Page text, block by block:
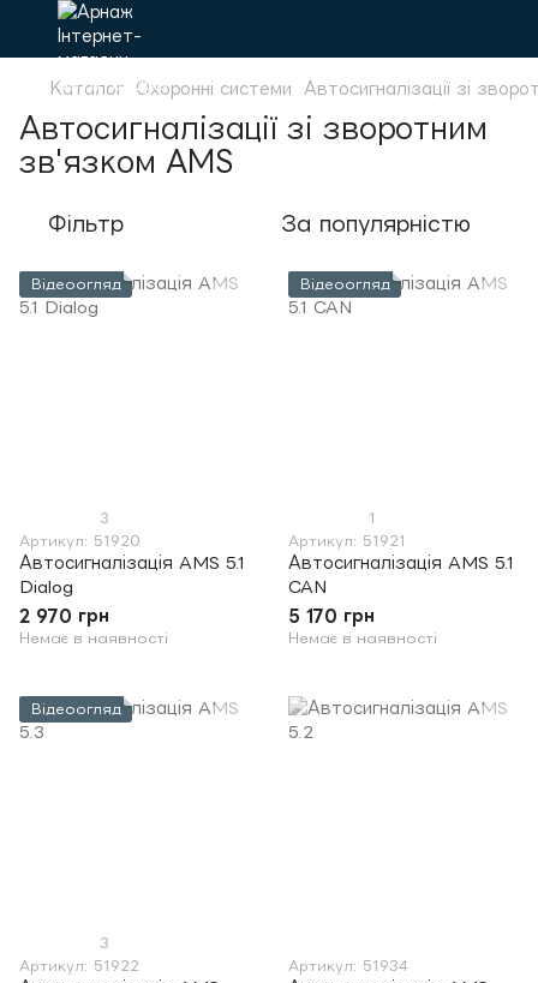
Каталог Охоронні системи Автосигналізації зі
Автосигналізації зі зворотним
зв'язком AMS
Фільтр За популярністю
Відеоогляд
3
Артикул: 51920
Автосигналізація AMS 5.1
Dialog
2 970 грн
Немає в наявності
Відеоогляд
1
Артикул: 51921
Автосигналізація AMS 5.1
CAN
5 170 грн
Немає в наявності
Відеоогляд
3
Артикул: 51922
Артикул: 51934